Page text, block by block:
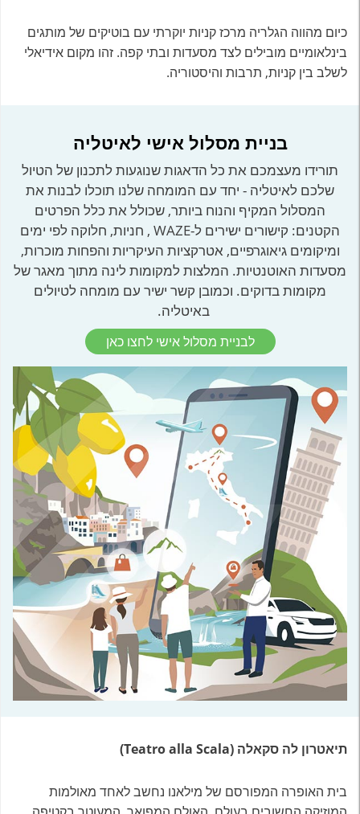
כיום מהווה הגלריה מרכז קניות יוקרתי עם בוטיקים של מותגים
בינלאומיים מובילים לצד מסעדות ובתי קפה. זהו מקום אידיאלי
לשלב בין קניות, תרבות והיסטוריה.
בניית מסלול אישי לאיטליה
תורידו מעצמכם את כל הדאגות שנוגעות לתכנון של הטיול
שלכם לאיטליה - יחד עם המומחה שלנו תוכלו לבנות את
המסלול המקיף והנוח ביותר, שכולל את כלל הפרטים
הקטנים: קישורים ישירים ל-WAZE , חניות, חלוקה לפי ימים
ומיקומים גיאוגרפיים, אטרקציות העיקריות והפחות מוכרות,
מסעדות האוטנטיות. המלצות למקומות לינה מתוך מאגר של
מקומות בדוקים. וכמובן קשר ישיר עם מומחה לטיולים
באיטליה.
לבניית מסלול אישי לחצו כאן
תיאטרון לה סקאלה (Teatro alla Scala)
בית האופרה המפורסם של מילאנו נחשב לאחד מאולמות